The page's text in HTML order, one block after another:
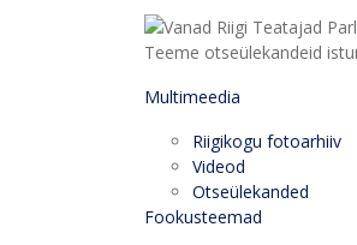
Teeme otseülekandeid
Multimeedia
Riigikogu fotoarhiiv
Videod
Otseülekanded
Fookusteemad